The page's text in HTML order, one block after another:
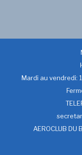
Mardi au vendredi:
AEROCLUB DU